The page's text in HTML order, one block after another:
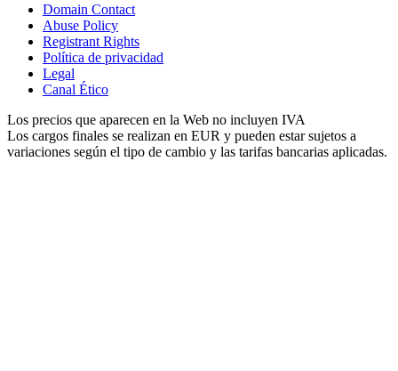
Domain Contact
Abuse Policy
Registrant Rights
Política de privacidad
Legal
Canal Ético
Los precios que aparecen en la Web no incluyen IVA
Los cargos finales se realizan en EUR y pueden estar sujetos a
variaciones según el tipo de cambio y las tarifas bancarias aplicadas.